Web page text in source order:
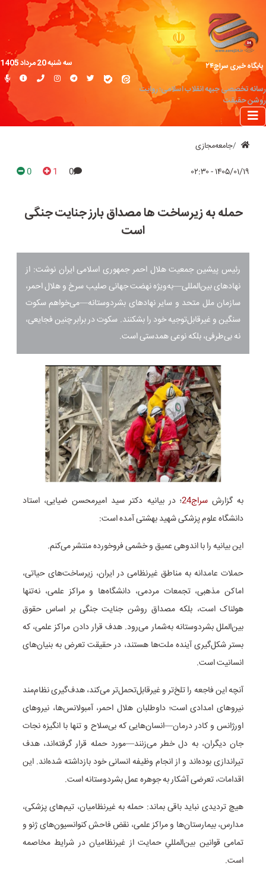
پایگاه خبری سراج۲۴
رسانه تخصصی جبهه انقلاب اسلامی؛ روایت
روشن حقیقت
سه شنبه 20 مرداد 1405
جامعه‌مجازی
۱۴۰۵/۰۱/۱۹ - ۰۲:۳۰ 0
1
0
حمله به زیرساخت ها مصداق بارز جنایت جنگی
است
رئیس پیشین جمعیت هلال احمر جمهوری اسلامی ایران نوشت: از
نهادهای بین‌المللی—به‌ویژه نهضت جهانی صلیب سرخ و هلال احمر،
سازمان ملل متحد و سایر نهادهای بشردوستانه—می‌خواهم سکوت
سنگین و غیرقابل‌توجیه خود را بشکنند. سکوت در برابر چنین فجایعی،
نه بی‌طرفی، بلکه نوعی همدستی است.
به گزارشسراج24
؛ در بیانیه دکتر سید امیرمحسن ضیایی، استاد
دانشگاه علوم پزشکی شهید بهشتی آمده است:
این بیانیه را با اندوهی عمیق و خشمی فروخورده منتشر می‌کنم.
حملات عامدانه به مناطق غیرنظامی در ایران، زیرساخت‌های حیاتی،
اماکن مذهبی، تجمعات مردمی، دانشگاه‌ها و مراکز علمی، نه‌تنها
هولناک است، بلکه مصداق روشن جنایت جنگی بر اساس حقوق
بین‌الملل بشردوستانه به‌شمار می‌رود. هدف قرار دادن مراکز علمی، که
بستر شکل‌گیری آینده ملت‌ها هستند، در حقیقت تعرض به بنیان‌های
انسانیت است.
آنچه این فاجعه را تلخ‌تر و غیرقابل‌تحمل‌تر می‌کند، هدف‌گیری نظام‌مند
نیروهای امدادی است؛ داوطلبان هلال احمر، آمبولانس‌ها، نیروهای
اورژانس و کادر درمان—انسان‌هایی که بی‌سلاح و تنها با انگیزه نجات
جان دیگران، به دل خطر می‌زنند—مورد حمله قرار گرفته‌اند، هدف
تیراندازی بوده‌اند و از انجام وظیفه انسانی خود بازداشته شده‌اند. این
اقدامات، تعرضی آشکار به جوهره عمل بشردوستانه است.
هیچ تردیدی نباید باقی بماند: حمله به غیرنظامیان، تیم‌های پزشکی،
مدارس، بیمارستان‌ها و مراکز علمی، نقض فاحش کنوانسیون‌های ژنو و
تمامی قوانین بین‌المللیِ حمایت از غیرنظامیان در شرایط مخاصمه
است.